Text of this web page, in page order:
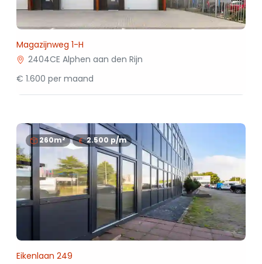
Magazijnweg 1-H
2404CE Alphen aan den Rijn
€ 1.600 per maand
260m² 2.500 p/m
Eikenlaan 249